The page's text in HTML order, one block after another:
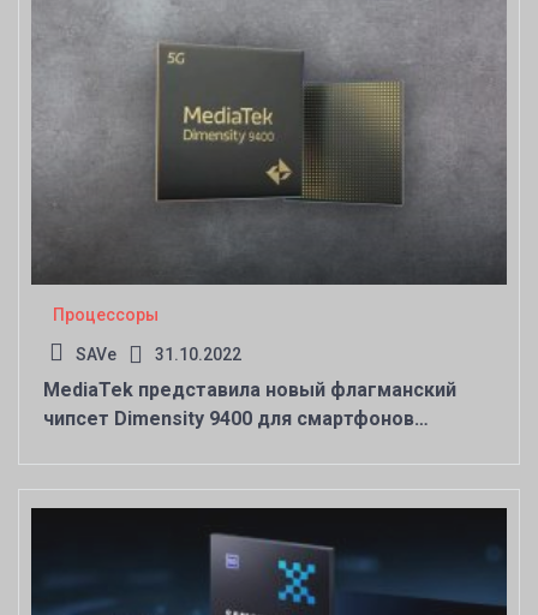
Процессоры
SAVe 31.10.2022
MediaTek представила новый флагманский
чипсет Dimensity 9400 для смартфонов